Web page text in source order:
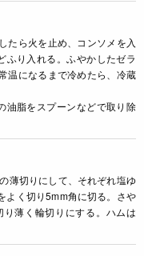
たら火を止め、コンソメを入
ふり入れる。ふやかしたゼラ
温になるまで冷めたら、冷蔵
油脂をスプーンなどで取り除
薄切りにして、それぞれ塩ゆ
よく切り5mm角に切る。さや
薄く輪切りにする。ハムは